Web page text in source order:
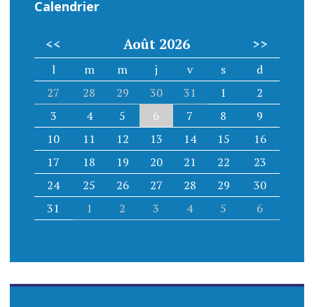
Calendrier
<< Août 2026 >>
l m m j v s
d
27
28 29 30 31 1
2
3
4 5 6 7 8
9
10
11 12 13 14 15
16
17
18 19 20 21 22
23
24
25 26 27 28 29
30
31
1 2 3 4 5 6